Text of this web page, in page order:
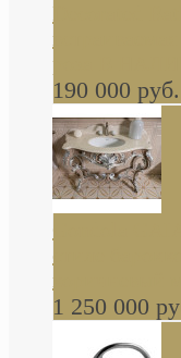
Decorated
роза В
190 000 руб.
стиле
коричневый
1 250 000